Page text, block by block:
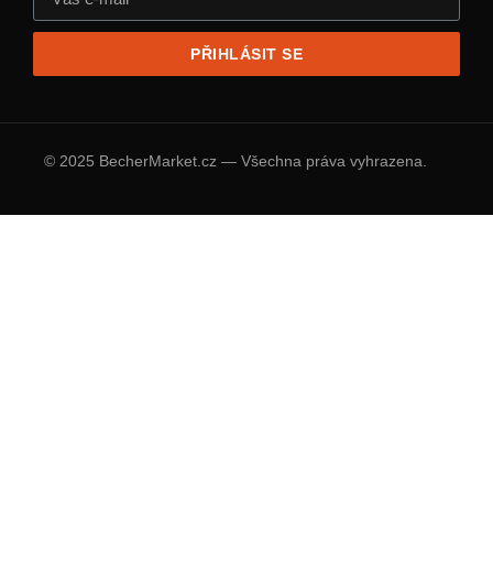
PŘIHLÁSIT SE
© 2025 BecherMarket.cz — Všechna práva vyhrazena.